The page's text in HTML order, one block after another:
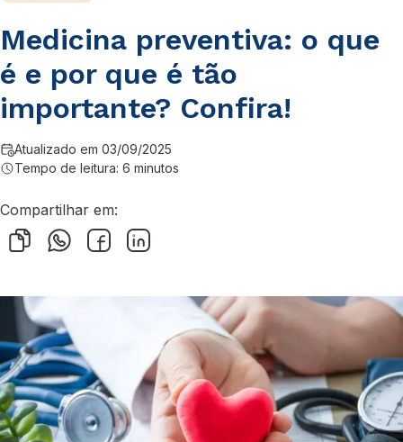
Medicina preventiva: o que
é e por que é tão
importante? Confira!
Atualizado em 03/09/2025
Tempo de leitura: 6 minutos
Compartilhar em: